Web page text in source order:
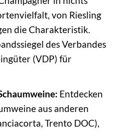
von Riesling
die Charakteristik.
des Verbandes
(VDP) für
Entdecken
aus anderen
Trento DOC),